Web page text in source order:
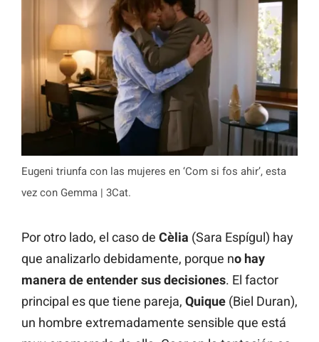
Eugeni triunfa con las mujeres en ‘Com si fos ahir’, esta
vez con Gemma | 3Cat.
Por otro lado, el caso de Cèlia (Sara Espígul) hay
que analizarlo debidamente, porque no hay
manera de entender sus decisiones. El factor
principal es que tiene pareja, Quique (Biel Duran),
un hombre extremadamente sensible que está